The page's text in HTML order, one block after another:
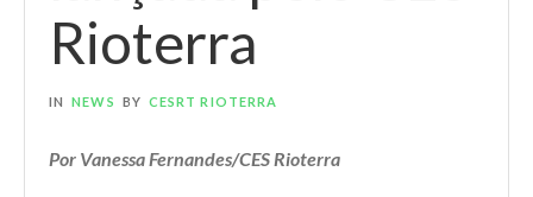
Rioterra
IN NEWS BY CESRT RIOTERRA
Por Vanessa Fernandes/CES Rioterra